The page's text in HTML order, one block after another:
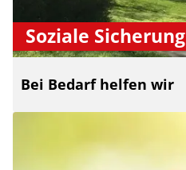
Soziale Sicherung
Bei Bedarf helfen wir